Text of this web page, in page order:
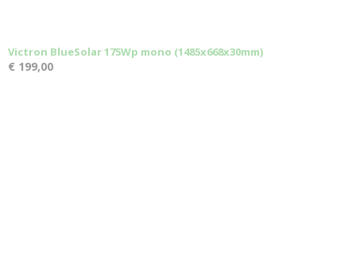
Victron BlueSolar 175Wp mono (1485x668x30mm)
€ 199,00